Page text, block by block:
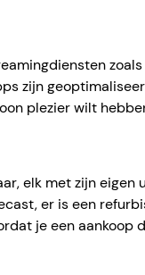
zijn
plezier wilt
elk met zijn
er is een
je een aankoop